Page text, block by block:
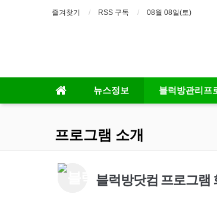
즐겨찾기 RSS 구독 08월 08일(토)
뉴스정보 블럭방관리프
프로그램 소개
블럭방닷컴 프로그램